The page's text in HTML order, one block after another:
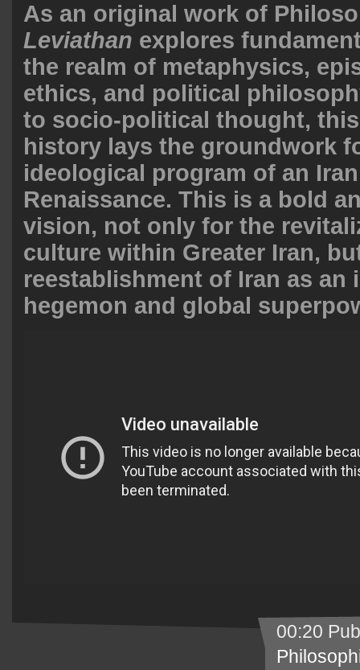
As an original work of
Leviathan explores
the realm of metaphysics,
ethics, and political
to socio-political thought,
history lays the groundwork
ideological program of an
Renaissance. This is a bold
vision, not only for the
culture within Greater Iran,
reestablishment of Iran as an
hegemon and global
00:20